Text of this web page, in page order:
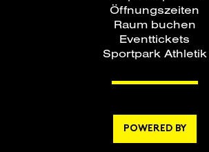
Öffnungszeiten
Raum buchen
Eventtickets
Sportpark Athletik
POWERED BY